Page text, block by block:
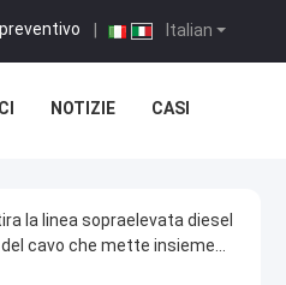
Italian
NOTIZIE CASI
la linea sopraelevata diesel
cavo che mette insieme